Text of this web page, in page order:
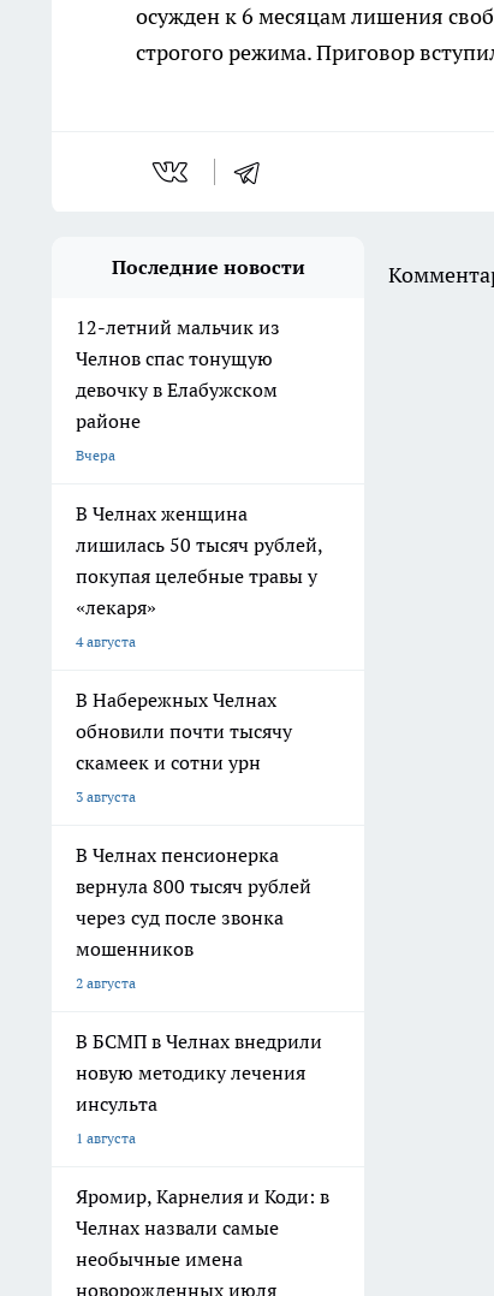
осужден к 6 месяцам лишения
строгого режима. Приговор
Последние новости
12-летний мальчик из
Челнов спас тонущую
девочку в Елабужском
районе
Вчера
В Челнах женщина
лишилась 50 тысяч рублей,
покупая целебные травы у
«лекаря»
4 августа
В Набережных Челнах
обновили почти тысячу
скамеек и сотни урн
3 августа
В Челнах пенсионерка
вернула 800 тысяч рублей
через суд после звонка
мошенников
2 августа
В БСМП в Челнах внедрили
новую методику лечения
инсульта
1 августа
Яромир, Карнелия и Коди: в
Челнах назвали самые
необычные имена
новорожденных июля